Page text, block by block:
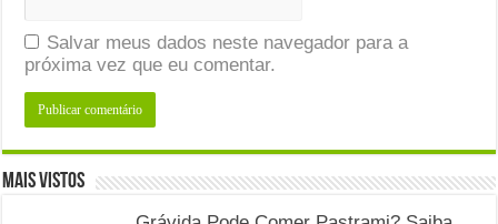
Salvar meus dados neste navegador para a
próxima vez que eu comentar.
Mais Vistos